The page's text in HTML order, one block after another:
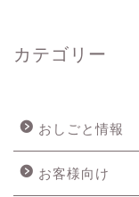
カテゴリー
おしごと情報
お客様向け